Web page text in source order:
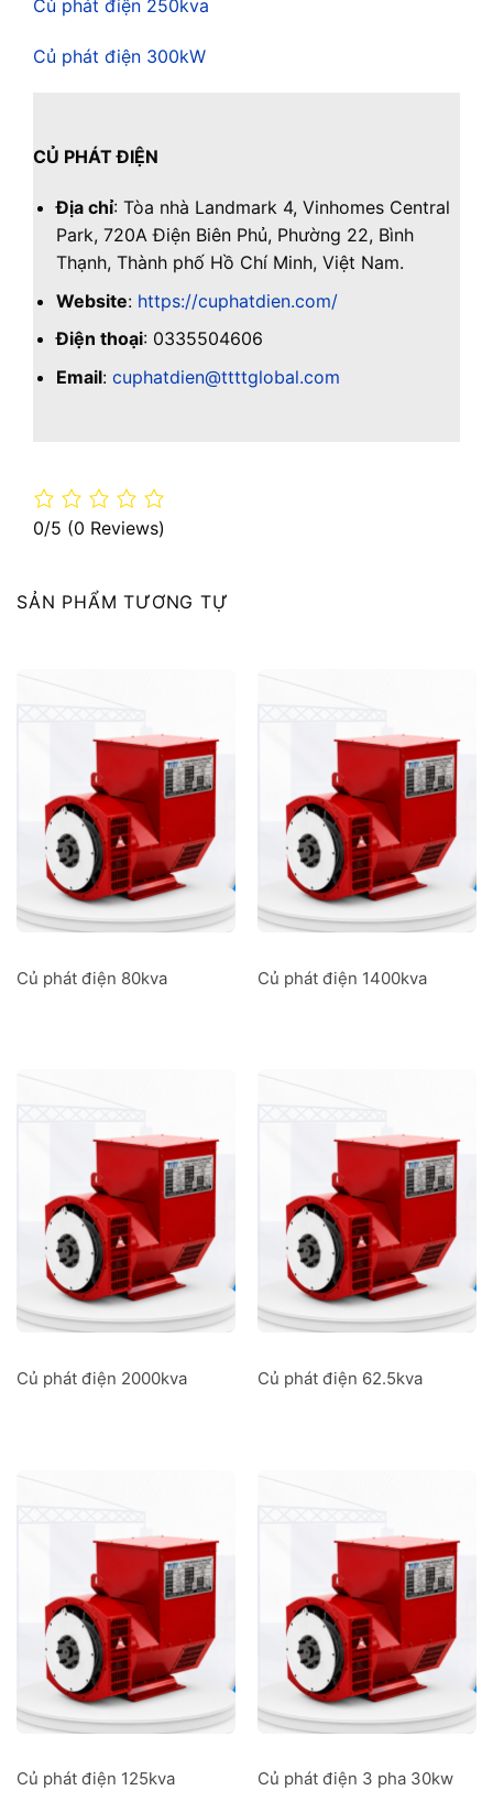
Củ phát điện 250kva
Củ phát điện 300kW
CỦ PHÁT ĐIỆN
Địa chỉ: Tòa nhà Landmark 4, Vinhomes Central
Park, 720A Điện Biên Phủ, Phường 22, Bình
Thạnh, Thành phố Hồ Chí Minh, Việt Nam.
Website: https://cuphatdien.com/
Điện thoại: 0335504606
Email: cuphatdien@ttttglobal.com
0/5 (0 Reviews)
SẢN PHẨM TƯƠNG TỰ
Củ phát điện 80kva Củ phát điện 1400kva
Củ phát điện 2000kva Củ phát điện 62.5kva
Củ phát điện 125kva Củ phát điện 3 pha 30kw